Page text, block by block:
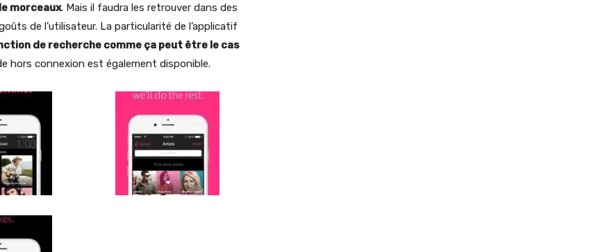
morceaux. Mais il faudra les retrouver dans des
de l’utilisateur. La particularité de l’applicatif
de recherche comme ça peut être le cas
hors connexion est également disponible.